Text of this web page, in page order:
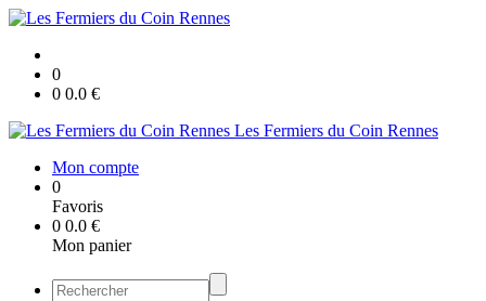
0
0 0.0 €
Les Fermiers du Coin Rennes
Mon compte
0
Favoris
0 0.0 €
Mon panier